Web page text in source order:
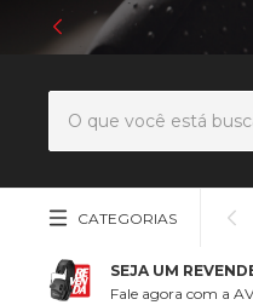
CATEGORIAS
SEJA UM
Fale agora com a